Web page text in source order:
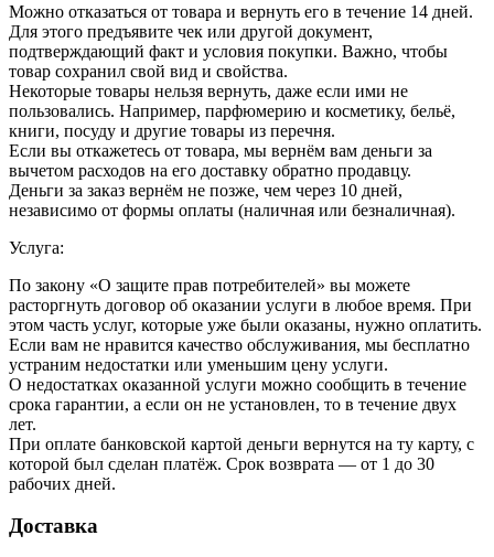
Можно отказаться от товара и вернуть его в течение 14 дней.
Для этого предъявите чек или другой документ,
подтверждающий факт и условия покупки. Важно, чтобы
товар сохранил свой вид и свойства.
Некоторые товары нельзя вернуть, даже если ими не
пользовались. Например, парфюмерию и косметику, бельё,
книги, посуду и другие товары из перечня.
Если вы откажетесь от товара, мы вернём вам деньги за
вычетом расходов на его доставку обратно продавцу.
Деньги за заказ вернём не позже, чем через 10 дней,
независимо от формы оплаты (наличная или безналичная).
Услуга:
По закону «О защите прав потребителей» вы можете
расторгнуть договор об оказании услуги в любое время. При
этом часть услуг, которые уже были оказаны, нужно оплатить.
Если вам не нравится качество обслуживания, мы бесплатно
устраним недостатки или уменьшим цену услуги.
О недостатках оказанной услуги можно сообщить в течение
срока гарантии, а если он не установлен, то в течение двух
лет.
При оплате банковской картой деньги вернутся на ту карту, с
которой был сделан платёж. Срок возврата — от 1 до 30
рабочих дней.
Доставка